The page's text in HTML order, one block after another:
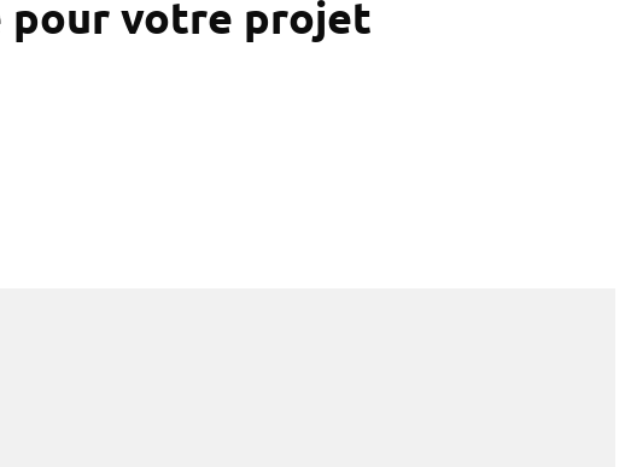
pour votre projet